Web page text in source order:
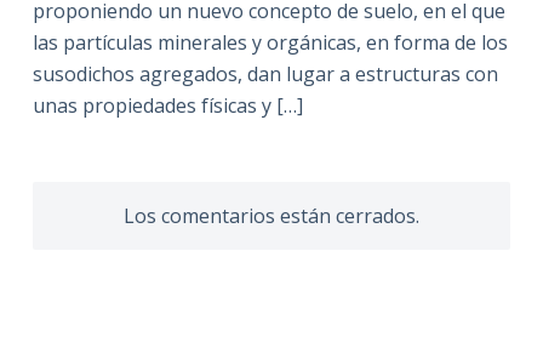
proponiendo un nuevo concepto de suelo, en el que
las partículas minerales y orgánicas, en forma de los
susodichos agregados, dan lugar a estructuras con
unas propiedades físicas y […]
Los comentarios están cerrados.